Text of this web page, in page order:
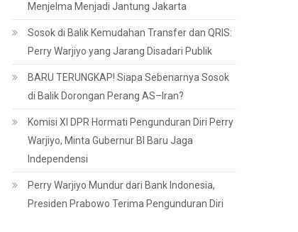
Menjelma Menjadi Jantung Jakarta
Sosok di Balik Kemudahan Transfer dan QRIS:
Perry Warjiyo yang Jarang Disadari Publik
BARU TERUNGKAP! Siapa Sebenarnya Sosok
di Balik Dorongan Perang AS–Iran?
Komisi XI DPR Hormati Pengunduran Diri Perry
Warjiyo, Minta Gubernur BI Baru Jaga
Independensi
Perry Warjiyo Mundur dari Bank Indonesia,
Presiden Prabowo Terima Pengunduran Diri